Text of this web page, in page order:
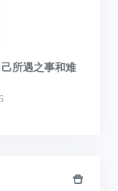
所遇之事和难